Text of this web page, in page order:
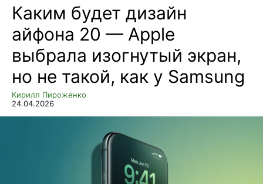
Каким будет дизайн
айфона 20 — Apple
выбрала изогнутый экран,
но не такой, как у Samsung
Кирилл Пироженко
24.04.2026